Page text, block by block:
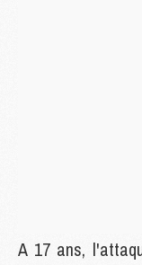
A 17 ans,